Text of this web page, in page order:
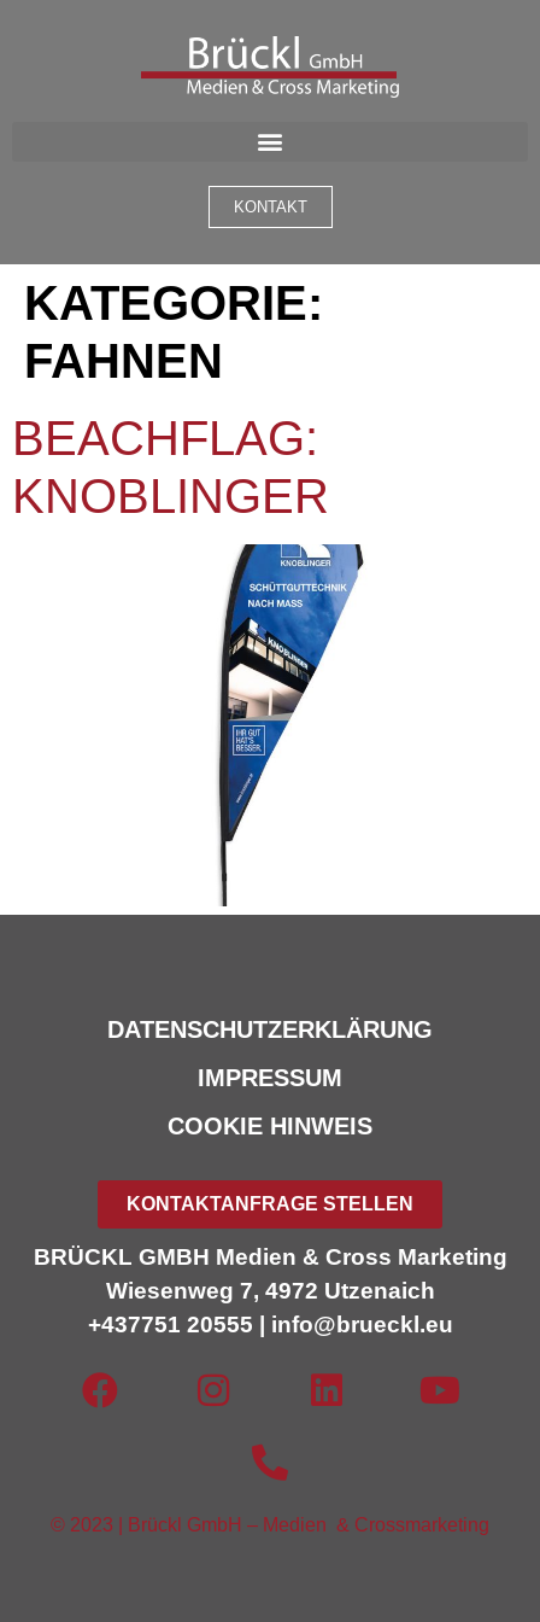
KONTAKT
KATEGORIE:
FAHNEN
BEACHFLAG:
KNOBLINGER
DATENSCHUTZERKLÄRUNG
IMPRESSUM
COOKIE HINWEIS
KONTAKTANFRAGE STELLEN
BRÜCKL GMBH Medien & Cross Marketing
Wiesenweg 7, 4972 Utzenaich
+437751 20555 | info@brueckl.eu
© 2023 | Brückl GmbH – Medien & Crossmarketing